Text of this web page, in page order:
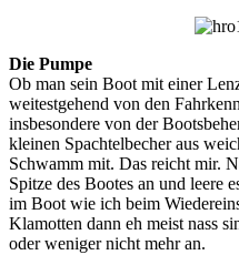
Die Pumpe
Ob man sein Boot mit einer
weitestgehend von den
insbesondere von der
kleinen Spachtelbecher aus
Schwamm mit. Das reicht mir.
Spitze des Bootes an und leere
im Boot wie ich beim
Klamotten dann eh meist nass
oder weniger nicht mehr an.